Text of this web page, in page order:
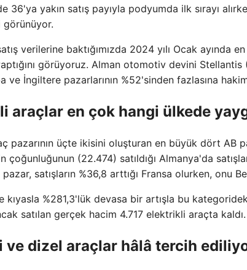
36'ya yakın satış payıyla podyumda ilk sırayı
görünüyor.
verilerine baktığımızda 2024 yılı Ocak ayında
görüyoruz. Alman otomotiv devini
ve İngiltere pazarlarının %52'sinden fazlasına
araçlar en çok hangi ülkede
pazarının üçte ikisini oluşturan en büyük dört AB
çoğunluğunun (22.474) satıldığı Almanya'da
satışların %36,8 arttığı Fransa olurken, onu
kıyasla %281,3'lük devasa bir artışla bu
satılan gerçek hacim 4.717 elektrikli araçta kaldı.
ve dizel araçlar hâlâ tercih